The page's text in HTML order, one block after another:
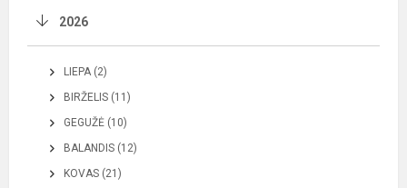
2026
LIEPA (2)
BIRŽELIS (11)
GEGUŽĖ (10)
BALANDIS (12)
KOVAS (21)